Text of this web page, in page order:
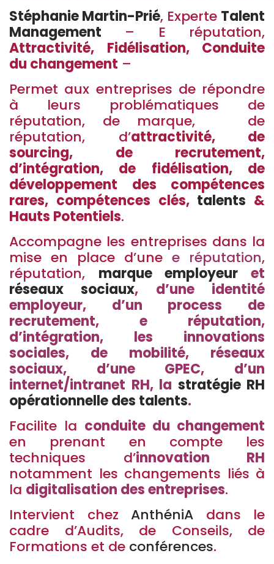
Stéphanie Martin-Prié, Experte Talent
Management – E réputation,
Attractivité, Fidélisation, Conduite
du changement –
Permet aux entreprises de répondre
à leurs problématiques de
réputation, de marque, de
réputation, d’attractivité, de
sourcing, de recrutement,
d’intégration, de fidélisation, de
développement des compétences
rares, compétences clés, talents &
Hauts Potentiels.
Accompagne les entreprises dans la
mise en place d’une e réputation,
réputation, marque employeur et
réseaux sociaux, d’une identité
employeur, d’un process de
recrutement, e réputation,
d’intégration, les innovations
sociales, de mobilité, réseaux
sociaux, d’une GPEC, d’un
internet/intranet RH, la stratégie RH
opérationnelle des talents.
Facilite la conduite du changement
en prenant en compte les
techniques d’innovation RH
notamment les changements liés à
la digitalisation des entreprises.
Intervient chez AnthéniA dans le
cadre d’Audits, de Conseils, de
Formations et de conférences.